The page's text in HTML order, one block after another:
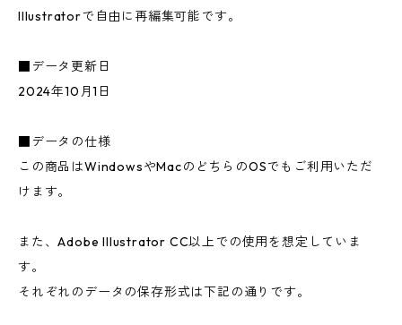
Illustratorで自由に再編集可能です。
■データ更新日
2024年10月1日
■データの仕様
この商品はWindowsやMacのどちらのOSでもご利用いただ
けます。
また、Adobe Illustrator CC以上での使用を想定していま
す。
それぞれのデータの保存形式は下記の通りです。